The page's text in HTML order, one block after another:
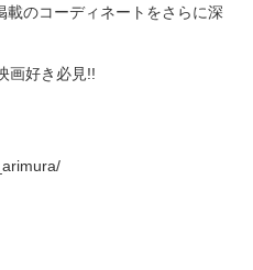
のコーディネートをさらに深
画好き必見!!